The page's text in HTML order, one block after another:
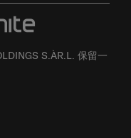
S.ÀR.L. 保留一